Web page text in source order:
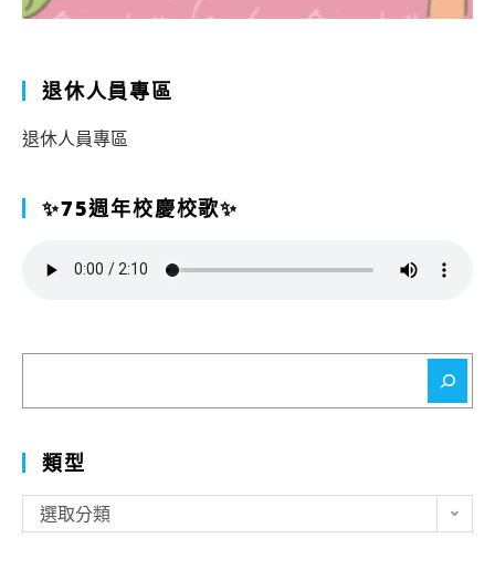
退休人員專區
退休人員專區
✨75週年校慶校歌✨
類型
型
選取分類